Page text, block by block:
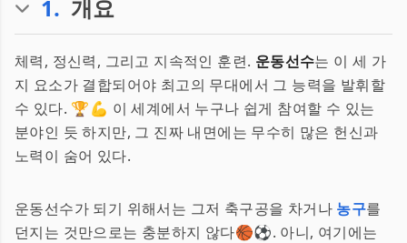
1. 개요
체력, 정신력, 그리고 지속적인 훈련. 운동선수는 이 세 가
지 요소가 결합되어야 최고의 무대에서 그 능력을 발휘할
수 있다. 🏆💪 이 세계에서 누구나 쉽게 참여할 수 있는
분야인 듯 하지만, 그 진짜 내면에는 무수히 많은 헌신과
노력이 숨어 있다.
운동선수가 되기 위해서는 그저 축구공을 차거나 농구를
던지는 것만으로는 충분하지 않다🏀⚽. 아니, 여기에는